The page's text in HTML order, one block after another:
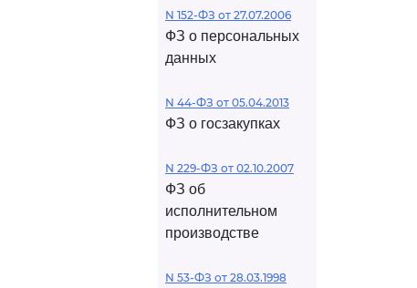
N 152-ФЗ от 27.07.2006
ФЗ о персональных
данных
N 44-ФЗ от 05.04.2013
ФЗ о госзакупках
N 229-ФЗ от 02.10.2007
ФЗ об
исполнительном
производстве
N 53-ФЗ от 28.03.1998